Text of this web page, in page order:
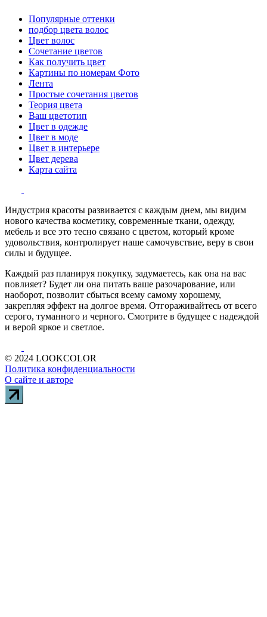
Популярные оттенки
подбор цвета волос
Цвет волос
Сочетание цветов
Как получить цвет
Картины по номерам Фото
Лента
Простые сочетания цветов
Теория цвета
Ваш цветотип
Цвет в одежде
Цвет в моде
Цвет в интерьере
Цвет дерева
Карта сайта
Индустрия красоты развивается с каждым днем, мы видим
нового качества косметику, современные ткани, одежду,
мебель и все это тесно связано с цветом, который кроме
удовольствия, контролирует наше самочувствие, веру в свои
силы и будущее.
Каждый раз планируя покупку, задумаетесь, как она на вас
повлияет? Будет ли она питать ваше разочарование, или
наоборот, позволит сбыться всему самому хорошему,
закрепляя эффект на долгое время. Отгораживайтесь от всего
серого, туманного и черного. Смотрите в будущее с надеждой
и верой яркое и светлое.
© 2024 LOOKCOLOR
Политика конфиденциальности
О сайте и авторе